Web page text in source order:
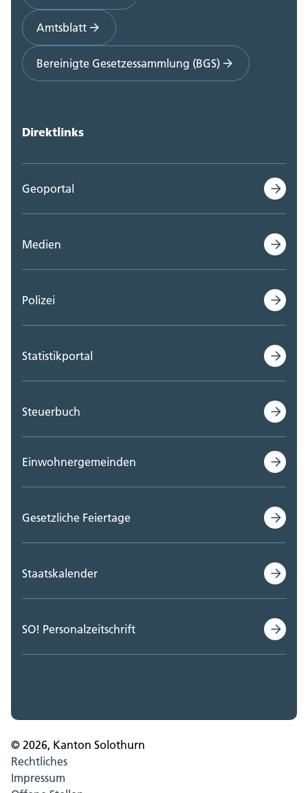
Amtsblatt
Bereinigte Gesetzessammlung (BGS)
Direktlinks
Geoportal
Medien
Polizei
Statistikportal
Steuerbuch
Einwohnergemeinden
Gesetzliche Feiertage
Staatskalender
SO! Personalzeitschrift
© 2026, Kanton Solothurn
Rechtliches
Impressum